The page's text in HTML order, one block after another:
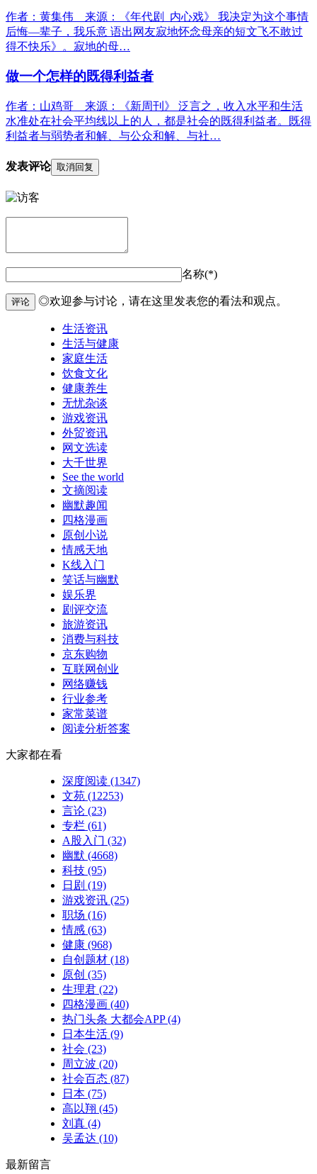
作者：黄集伟 来源：《年代剧 内心戏》 我决定为这个事情
后悔—辈子，我乐意 语出网友寂地怀念母亲的短文飞不敢过
得不快乐》。寂地的母…
做一个怎样的既得利益者
作者：山鸡哥 来源：《新周刊》 泛言之，收入水平和生活
水准处在社会平均线以上的人，都是社会的既得利益者。既得
利益者与弱势者和解、与公众和解、与社…
发表评论 取消回复
名称(*)
评论 ◎欢迎参与讨论，请在这里发表您的看法和观点。
生活资讯
生活与健康
家庭生活
饮食文化
健康养生
无忧杂谈
游戏资讯
外贸资讯
网文选读
大千世界
See the world
文摘阅读
幽默趣闻
四格漫画
原创小说
情感天地
K线入门
笑话与幽默
娱乐界
剧评交流
旅游资讯
消费与科技
京东购物
互联网创业
网络赚钱
行业参考
家常菜谱
阅读分析答案
大家都在看
深度阅读 (1347)
文苑 (12253)
言论 (23)
专栏 (61)
A股入门 (32)
幽默 (4668)
科技 (95)
日剧 (19)
游戏资讯 (25)
职场 (16)
情感 (63)
健康 (968)
自创题材 (18)
原创 (35)
生理君 (22)
四格漫画 (40)
热门头条 大都会APP(4)
日本生活 (9)
社会 (23)
周立波 (20)
社会百态 (87)
日本 (75)
高以翔 (45)
刘真 (4)
吴孟达 (10)
最新留言